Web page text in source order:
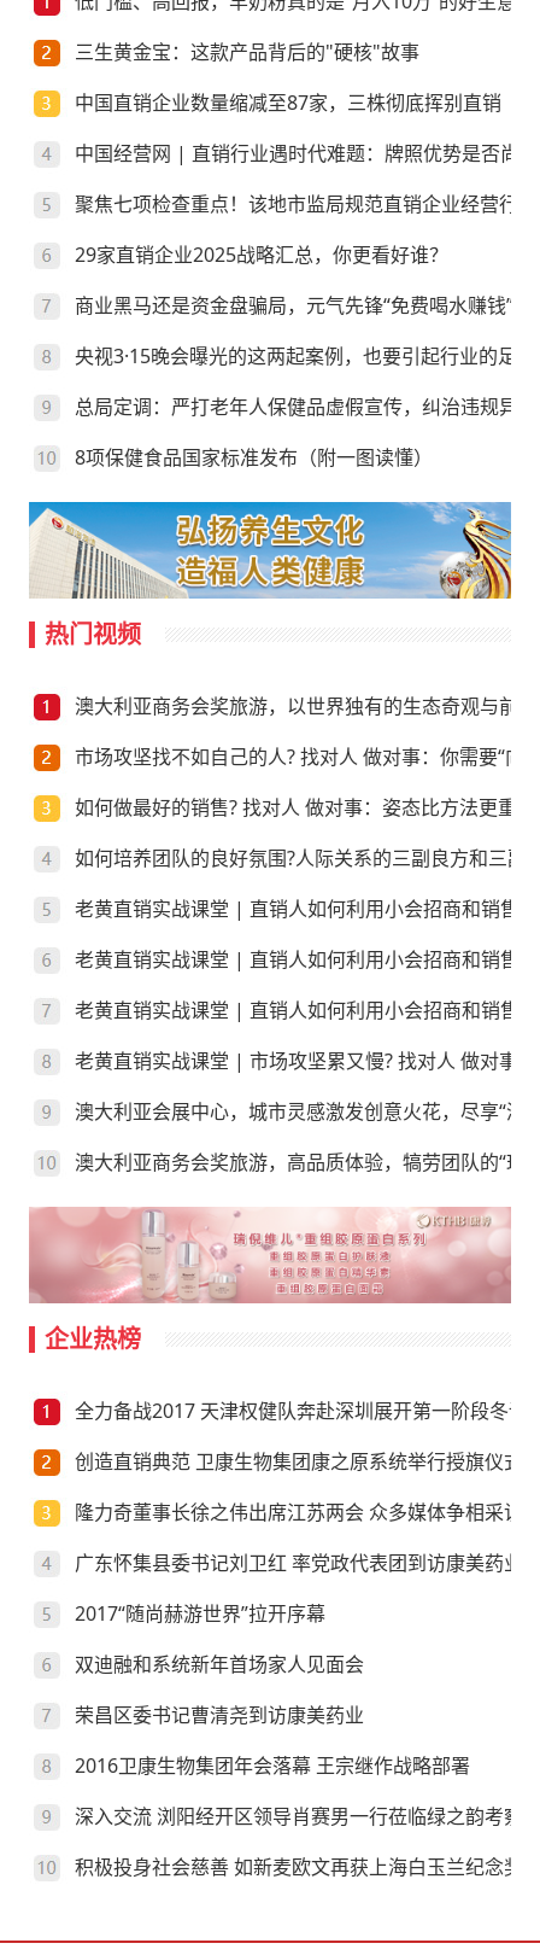
三生黄金宝：这款产品背后的"硬核"故事
中国直销企业数量缩减至87家，三株彻底挥别直销
中国经营网 | 直销行业遇时代难题：牌照优势是否尚存
聚焦七项检查重点！该地市监局规范直销企业经营行为
29家直销企业2025战略汇总，你更看好谁？
商业黑马还是资金盘骗局，元气先锋“免费喝水赚钱”靠
央视3·15晚会曝光的这两起案例，也要引起行业的足
总局定调：严打老年人保健品虚假宣传，纠治违规异
8项保健食品国家标准发布（附一图读懂）
热门视频
澳大利亚商务会奖旅游，以世界独有的生态奇观与前
市场攻坚找不如自己的人? 找对人 做对事：你需要“向
如何做最好的销售? 找对人 做对事：姿态比方法更重要!
如何培养团队的良好氛围?人际关系的三副良方和三副
老黄直销实战课堂 | 直销人如何利用小会招商和销售
老黄直销实战课堂 | 直销人如何利用小会招商和销售
老黄直销实战课堂 | 直销人如何利用小会招商和销售
老黄直销实战课堂 | 市场攻坚累又慢? 找对人 做对事
澳大利亚会展中心，城市灵感激发创意火花，尽享“澳”
澳大利亚商务会奖旅游，高品质体验，犒劳团队的“玩”
企业热榜
全力备战2017 天津权健队奔赴深圳展开第一阶段冬训
创造直销典范 卫康生物集团康之原系统举行授旗仪式
隆力奇董事长徐之伟出席江苏两会 众多媒体争相采访
广东怀集县委书记刘卫红 率党政代表团到访康美药业
2017“随尚赫游世界”拉开序幕
双迪融和系统新年首场家人见面会
荣昌区委书记曹清尧到访康美药业
2016卫康生物集团年会落幕 王宗继作战略部署
深入交流 浏阳经开区领导肖赛男一行莅临绿之韵考察
积极投身社会慈善 如新麦欧文再获上海白玉兰纪念奖